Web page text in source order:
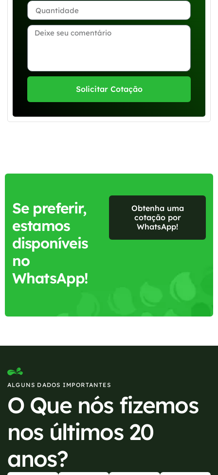
Solicitar Cotação
Se preferir,
estamos
disponíveis
no
WhatsApp!
Obtenha uma
cotação por
WhatsApp!
ALGUNS DADOS IMPORTANTES
O Que nós fizemos
nos últimos 20
anos?